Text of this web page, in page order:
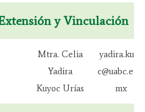
y Vinculación
Mtra. Celia
Yadira
Kuyoc Urías
yadira.kuyo
c@uabc.edu.
mx